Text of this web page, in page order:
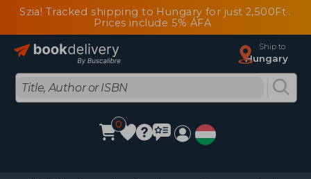
Szia! Tracked shipping to Hungary for just 2,500Ft .
Prices include 5% ÁFA
Ship to
Hungary
0